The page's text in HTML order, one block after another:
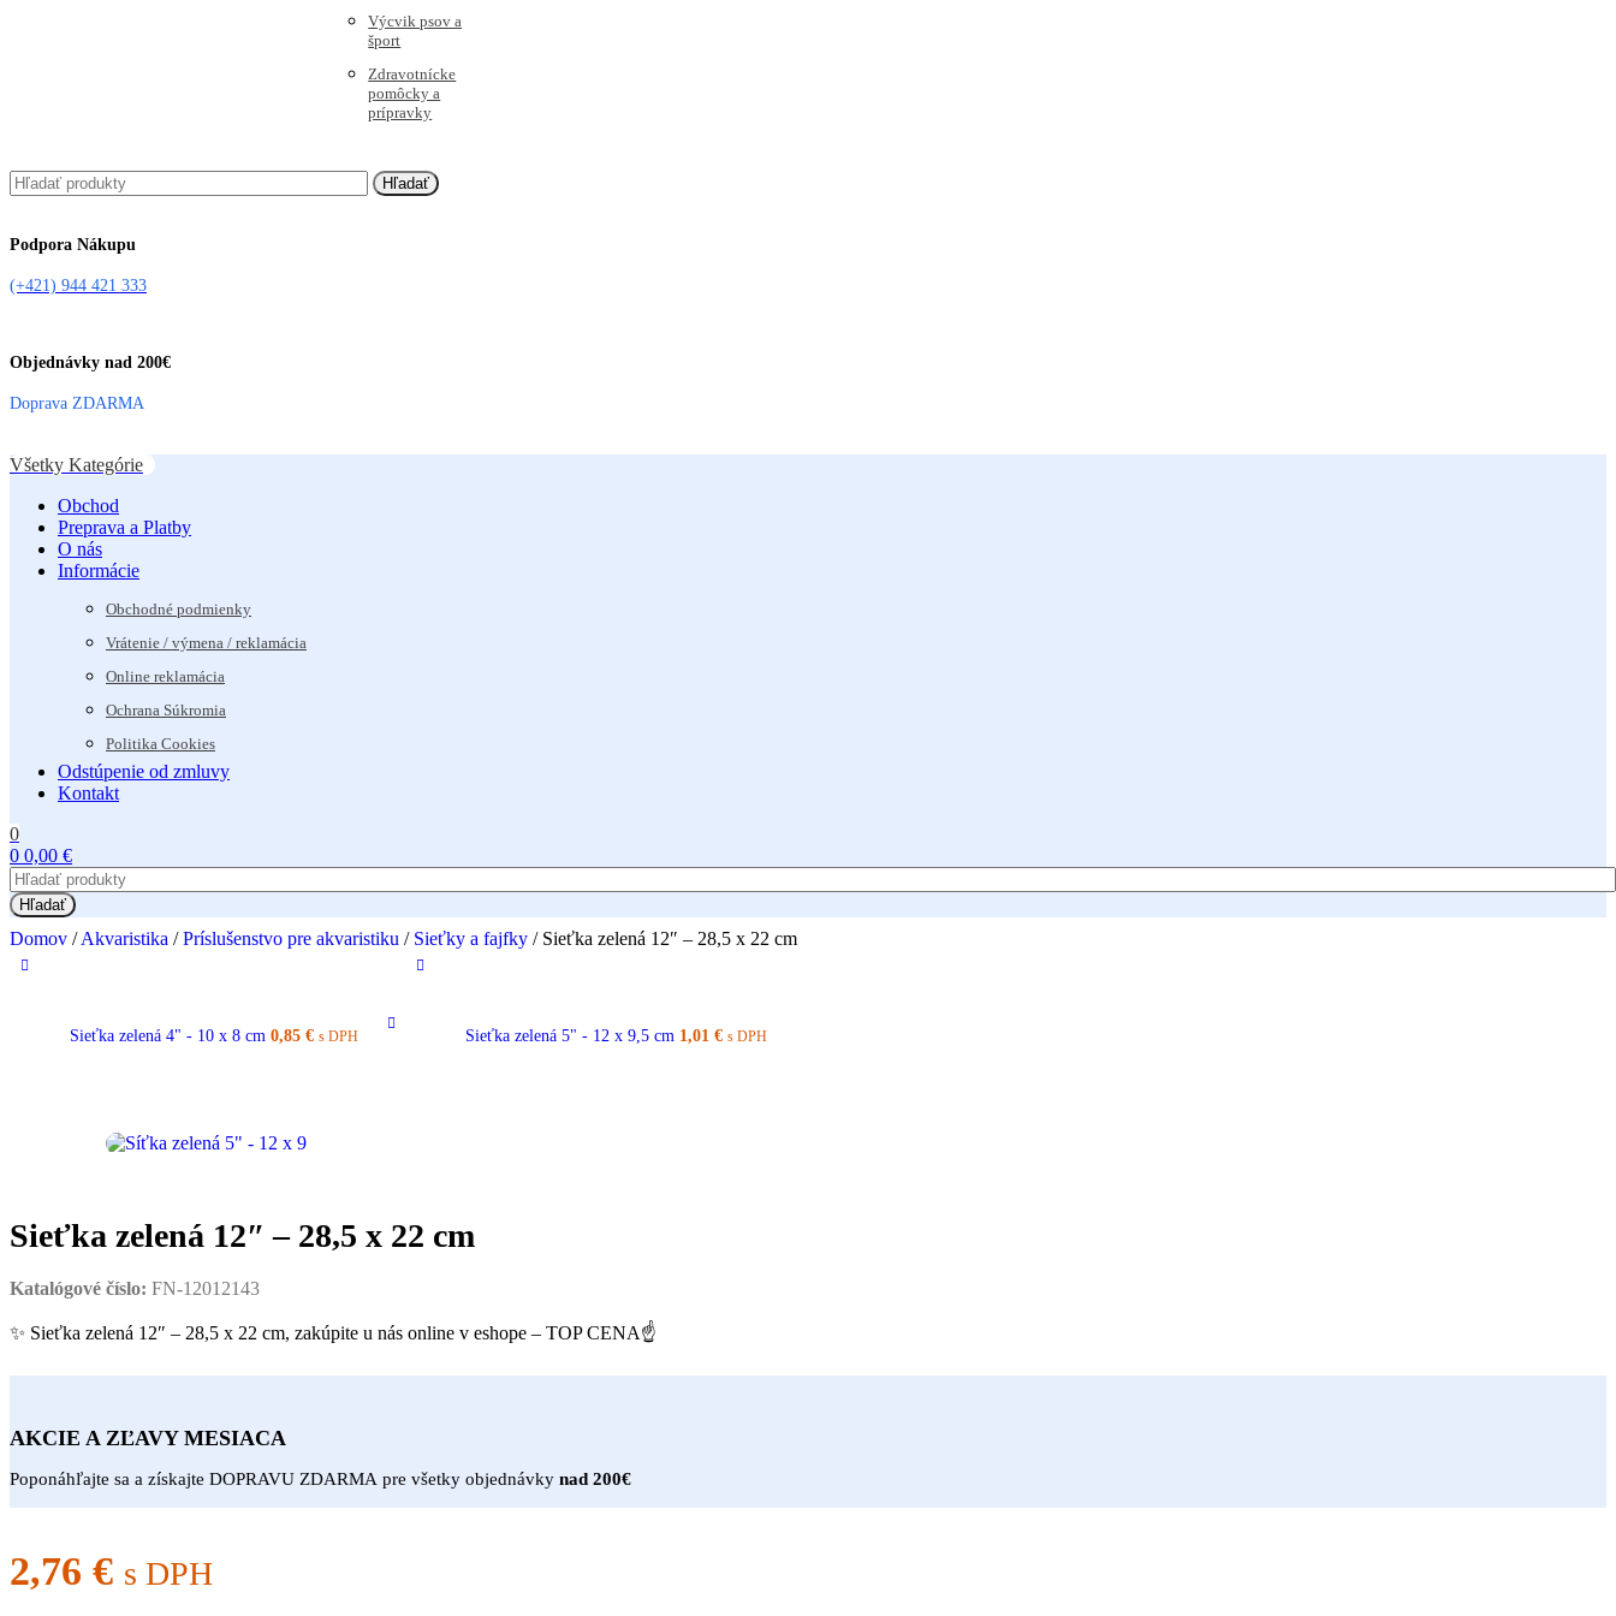
Výcvik psov a
šport
Zdravotnícke
pomôcky a
prípravky
Hľadať
Podpora Nákupu
(+421) 944 421 333
Objednávky nad 200€
Doprava ZDARMA
Všetky Kategórie
Obchod
Preprava a Platby
O nás
Informácie
Obchodné podmienky
Vrátenie / výmena / reklamácia
Online reklamácia
Ochrana Súkromia
Politika Cookies
Odstúpenie od zmluvy
Kontakt
0
0 0,00 €
Hľadať
Domov / Akvaristika / Príslušenstvo pre akvaristiku / Sieťky a fajfky / Sieťka zelená 12″ – 28,5 x 22 cm
Sieťka zelená 4" - 10 x 8 cm 0,85 € s DPH Sieťka zelená 5" - 12 x 9,5 cm 1,01 € s DPH
Sieťka zelená 12″ – 28,5 x 22 cm
Katalógové číslo: FN-12012143
✨ Sieťka zelená 12″ – 28,5 x 22 cm, zakúpite u nás online v eshope – TOP CENA☝
AKCIE A ZĽAVY MESIACA
Poponáhľajte sa a získajte DOPRAVU ZDARMA pre všetky objednávky nad 200€
2,76 € s DPH